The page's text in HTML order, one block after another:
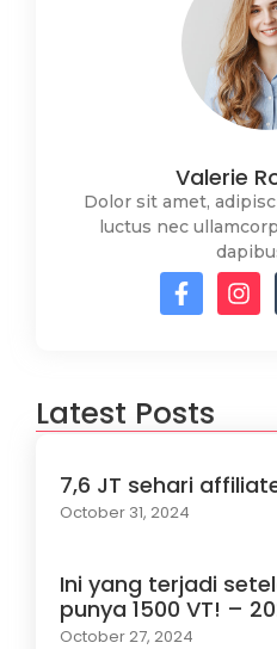
Valerie
Dolor sit amet,
luctus nec
Latest Posts
7,6 JT sehari
October 31, 2024
Ini yang terjadi
punya 1500 VT! –
October 27, 2024